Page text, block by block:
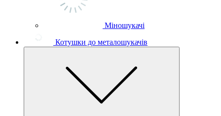
Міношукачі
Котушки до металошукачів